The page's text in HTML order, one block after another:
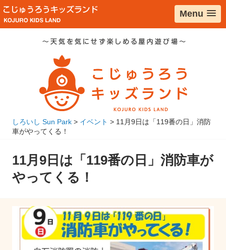
Menu
コ
ン
テ
しろいし Sun Park > イベント > 11月9日は「119番の日」消防
車がやってくる！
11月9日は「119番の日」消防車が
やってくる！